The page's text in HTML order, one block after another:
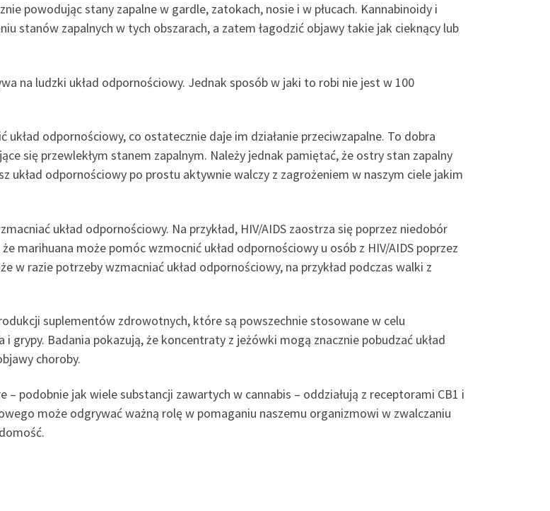
powodując stany zapalne w gardle, zatokach, nosie i w płucach. Kannabinoidy i
stanów zapalnych w tych obszarach, a zatem łagodzić objawy takie jak cieknący lub
na ludzki układ odpornościowy. Jednak sposób w jaki to robi nie jest w 100
odpornościowy, co ostatecznie daje im działanie przeciwzapalne. To dobra
się przewlekłym stanem zapalnym. Należy jednak pamiętać, że ostry stan zapalny
układ odpornościowy po prostu aktywnie walczy z zagrożeniem w naszym ciele jakim
układ odpornościowy. Na przykład, HIV/AIDS zaostrza się poprzez niedobór
marihuana może pomóc wzmocnić układ odpornościowy u osób z HIV/AIDS poprzez
w razie potrzeby wzmacniać układ odpornościowy, na przykład podczas walki z
suplementów zdrowotnych, które są powszechnie stosowane w celu
grypy. Badania pokazują, że koncentraty z jeżówki mogą znacznie pobudzać układ
choroby.
podobnie jak wiele substancji zawartych w cannabis – oddziałują z receptorami CB1 i
może odgrywać ważną rolę w pomaganiu naszemu organizmowi w zwalczaniu